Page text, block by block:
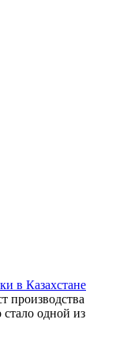
в Казахстане
производства
одной из